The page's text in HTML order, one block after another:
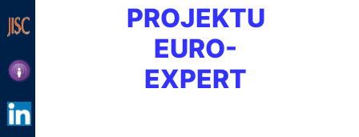
PROJEKTU
EURO-
EXPERT